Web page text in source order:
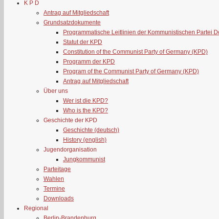
K P D
Antrag auf Mitgliedschaft
Grundsatzdokumente
Programmatische Leitlinien der Kommunistischen Partei
Statut der KPD
Constitution of the Communist Party of Germany (KPD)
Programm der KPD
Program of the Communist Party of Germany (KPD)
Antrag auf Mitgliedschaft
Über uns
Wer ist die KPD?
Who is the KPD?
Geschichte der KPD
Geschichte (deutsch)
History (english)
Jugendorganisation
Jungkommunist
Parteitage
Wahlen
Termine
Downloads
Regional